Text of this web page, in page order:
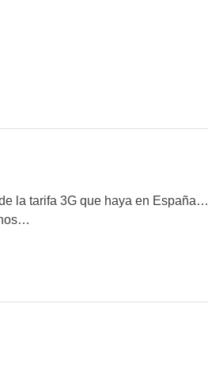
la tarifa 3G que haya en España…